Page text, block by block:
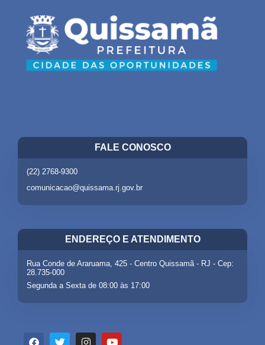
FALE CONOSCO
(22) 2768-9300
comunicacao@quissama.rj.gov.br
ENDEREÇO E ATENDIMENTO
Rua Conde de Araruama, 425 - Centro Quissamã - RJ - Cep:
28.735-000
Segunda a Sexta de 08:00 às 17:00